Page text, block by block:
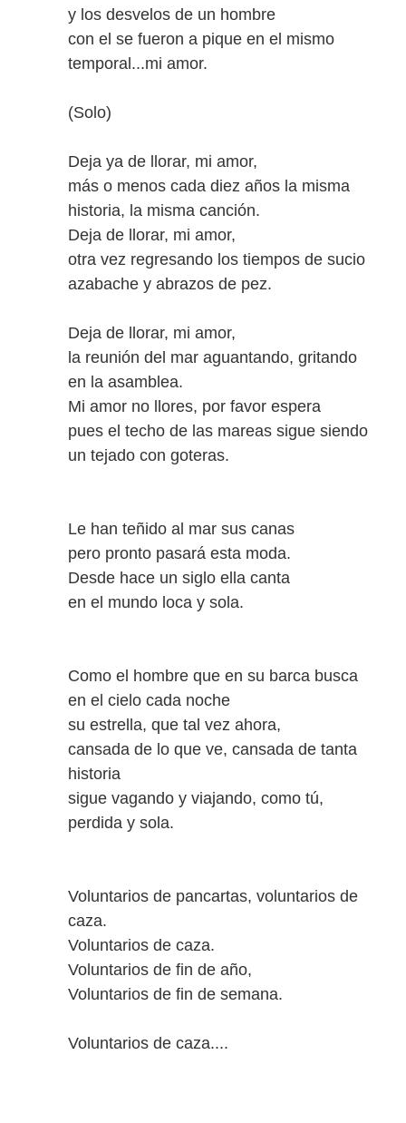
y los desvelos de un hombre
con el se fueron a pique en el mismo
temporal...mi amor.
(Solo)
Deja ya de llorar, mi amor,
más o menos cada diez años la misma
historia, la misma canción.
Deja de llorar, mi amor,
otra vez regresando los tiempos de sucio
azabache y abrazos de pez.
Deja de llorar, mi amor,
la reunión del mar aguantando, gritando
en la asamblea.
Mi amor no llores, por favor espera
pues el techo de las mareas sigue siendo
un tejado con goteras.
Le han teñido al mar sus canas
pero pronto pasará esta moda.
Desde hace un siglo ella canta
en el mundo loca y sola.
Como el hombre que en su barca busca
en el cielo cada noche
su estrella, que tal vez ahora,
cansada de lo que ve, cansada de tanta
historia
sigue vagando y viajando, como tú,
perdida y sola.
Voluntarios de pancartas, voluntarios de
caza.
Voluntarios de caza.
Voluntarios de fin de año,
Voluntarios de fin de semana.
Voluntarios de caza....